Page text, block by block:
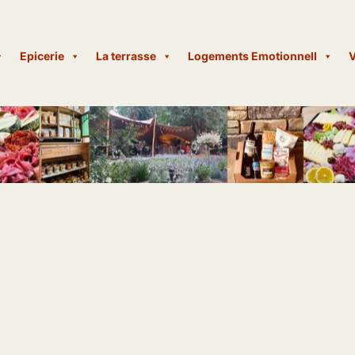
Epicerie La terrasse Logements Emotionnell